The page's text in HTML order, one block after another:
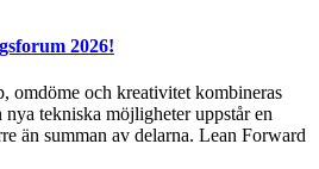
2026!
omdöme och kreativitet kombineras
tekniska möjligheter uppstår en
än summan av delarna. Lean Forward